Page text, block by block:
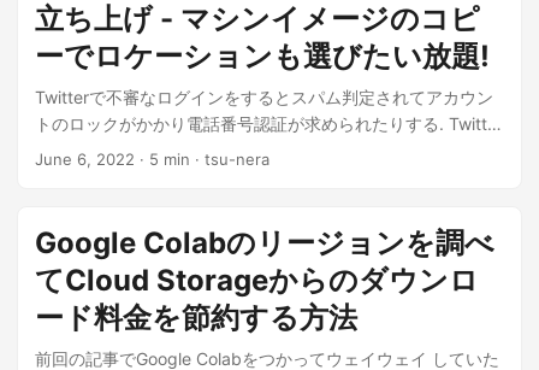
立ち上げ - マシンイメージのコピ
ーでロケーションも選びたい放題!
Twitterで不審なログインをするとスパム判定されてアカウン
トのロックがかかり電話番号認証が求められたりする. Twitter
ご利用のアカウ...
June 6, 2022 · 5 min · tsu-nera
Google Colabのリージョンを調べ
てCloud Storageからのダウンロ
ード料金を節約する方法
前回の記事でGoogle Colabをつかってウェイウェイ していた